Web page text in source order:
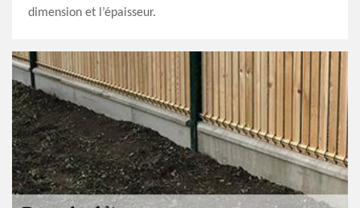
dimension et l’épaisseur.